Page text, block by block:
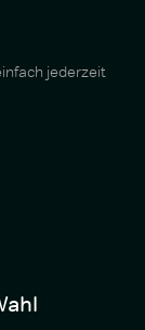
jederzeit